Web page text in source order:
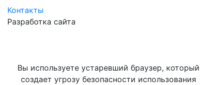
Контакты
Разработка сайта
Вы используете устаревший браузер, который
создает угрозу безопасности использования